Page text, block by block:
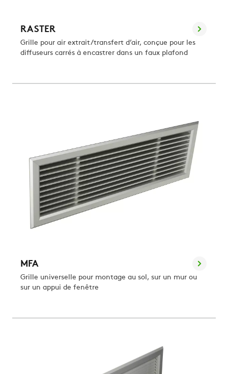
RASTER
Grille pour air extrait/transfert d’air, conçue pour les
diffuseurs carrés à encastrer dans un faux plafond
MFA
Grille universelle pour montage au sol, sur un mur ou
sur un appui de fenêtre